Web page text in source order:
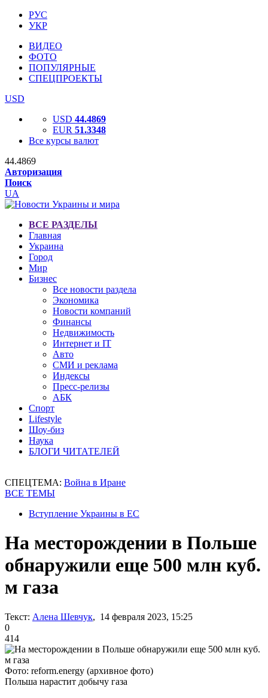
РУС
УКР
ВИДЕО
ФОТО
ПОПУЛЯРНЫЕ
СПЕЦПРОЕКТЫ
USD
USD 44.4869
EUR 51.3348
Все курсы валют
44.4869
Авторизация
Поиск
UA
ВСЕ РАЗДЕЛЫ
Главная
Украина
Город
Мир
Бизнес
Все новости раздела
Экономика
Новости компаний
Финансы
Недвижимость
Интернет и IT
Авто
СМИ и реклама
Индексы
Пресс-релизы
АБК
Спорт
Lifestyle
Шоу-биз
Наука
БЛОГИ ЧИТАТЕЛЕЙ
СПЕЦТЕМА: Война в Иране
ВСЕ ТЕМЫ
Вступление Украины в ЕС
На месторождении в Польше
обнаружили еще 500 млн куб.
м газа
Текст: Алена Шевчук, 14 февраля 2023, 15:25
0
414
Фото: reform.energy (архивное фото)
Польша нарастит добычу газа